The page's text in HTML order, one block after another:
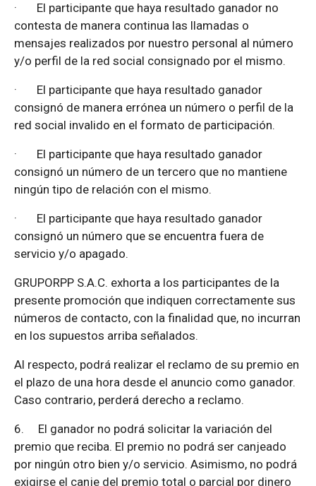
· El participante que haya resultado ganador no
contesta de manera continua las llamadas o
mensajes realizados por nuestro personal al número
y/o perfil de la red social consignado por el mismo.
· El participante que haya resultado ganador
consignó de manera errónea un número o perfil de la
red social invalido en el formato de participación.
· El participante que haya resultado ganador
consignó un número de un tercero que no mantiene
ningún tipo de relación con el mismo.
· El participante que haya resultado ganador
consignó un número que se encuentra fuera de
servicio y/o apagado.
GRUPORPP S.A.C. exhorta a los participantes de la
presente promoción que indiquen correctamente sus
números de contacto, con la finalidad que, no incurran
en los supuestos arriba señalados.
Al respecto, podrá realizar el reclamo de su premio en
el plazo de una hora desde el anuncio como ganador.
Caso contrario, perderá derecho a reclamo.
6. El ganador no podrá solicitar la variación del
premio que reciba. El premio no podrá ser canjeado
por ningún otro bien y/o servicio. Asimismo, no podrá
exigirse el canje del premio total o parcial por dinero